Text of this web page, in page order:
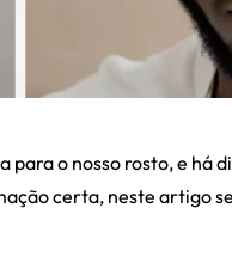
para o nosso rosto, e há
certa, neste artigo